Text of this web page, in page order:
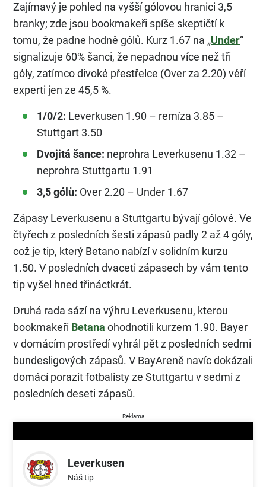
Zajímavý je pohled na vyšší gólovou hranici 3,5
branky; zde jsou bookmakeři spíše skeptičtí k
tomu, že padne hodně gólů. Kurz 1.67 na „Under“
signalizuje 60% šanci, že nepadnou více než tři
góly, zatímco divoké přestřelce (Over za 2.20) věří
experti jen ze 45,5 %.
1/0/2: Leverkusen 1.90 – remíza 3.85 –
Stuttgart 3.50
Dvojitá šance: neprohra Leverkusenu 1.32 –
neprohra Stuttgartu 1.91
3,5 gólů: Over 2.20 – Under 1.67
Zápasy Leverkusenu a Stuttgartu bývají gólové. Ve
čtyřech z posledních šesti zápasů padly 2 až 4 góly,
což je tip, který Betano nabízí v solidním kurzu
1.50. V posledních dvaceti zápasech by vám tento
tip vyšel hned třináctkrát.
Druhá rada sází na výhru Leverkusenu, kterou
bookmakeři Betana ohodnotili kurzem 1.90. Bayer
v domácím prostředí vyhrál pět z posledních sedmi
bundesligových zápasů. V BayAreně navíc dokázali
domácí porazit fotbalisty ze Stuttgartu v sedmi z
posledních deseti zápasů.
Reklama
Leverkusen
Náš tip